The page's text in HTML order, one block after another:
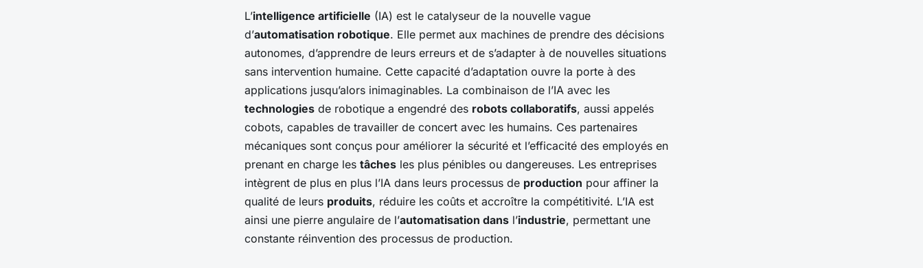
L’intelligence artificielle (IA) est le catalyseur de la nouvelle vague
d’automatisation robotique. Elle permet aux machines de prendre des décisions
autonomes, d’apprendre de leurs erreurs et de s’adapter à de nouvelles situations
sans intervention humaine. Cette capacité d’adaptation ouvre la porte à des
applications jusqu’alors inimaginables. La combinaison de l’IA avec les
technologies de robotique a engendré des robots collaboratifs, aussi appelés
cobots, capables de travailler de concert avec les humains. Ces partenaires
mécaniques sont conçus pour améliorer la sécurité et l’efficacité des employés en
prenant en charge les tâches les plus pénibles ou dangereuses. Les entreprises
intègrent de plus en plus l’IA dans leurs processus de production pour affiner la
qualité de leurs produits, réduire les coûts et accroître la compétitivité. L’IA est
ainsi une pierre angulaire de l’automatisation dans l’industrie, permettant une
constante réinvention des processus de production.